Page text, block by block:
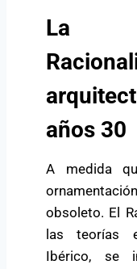
La
años 30
A medida
obsoleto. El
las teorías
Ibérico, se